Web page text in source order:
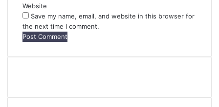
Website
Save my name, email, and website in this browser for
the next time I comment.